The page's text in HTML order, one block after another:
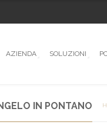
AZIENDA SOLUZIONI
IN PONTANO